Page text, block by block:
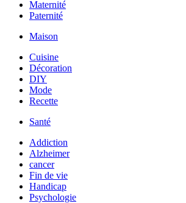
Maternité
Paternité
Maison
Cuisine
Décoration
DIY
Mode
Recette
Santé
Addiction
Alzheimer
cancer
Fin de vie
Handicap
Psychologie